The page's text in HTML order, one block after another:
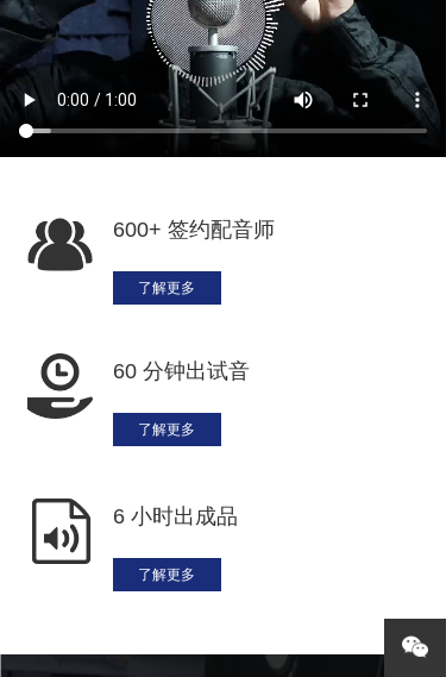
600+ 签约配音师
了解更多
60 分钟出试音
了解更多
6 小时出成品
了解更多